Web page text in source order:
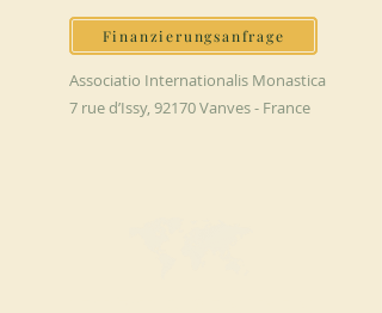
Finanzierungsanfrage
Associatio Internationalis Monastica
7 rue d’Issy, 92170 Vanves - France